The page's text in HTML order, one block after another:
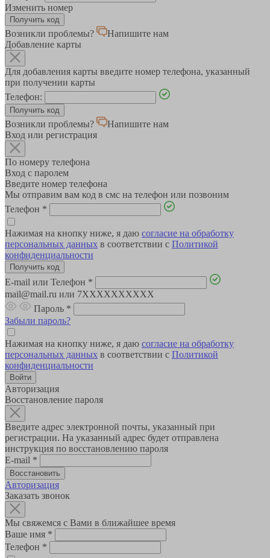
Изменить номер
Возникли проблемы?
Напишите нам
Добавление карты
Для добавления карты введите номер телефона, указанный
при получении карты
Телефон:
Возникли проблемы?
Напишите нам
Вход или регистрация
По номеру телефона
Вход с паролем
Введите номер телефона
Мы отправим вам код в смс на телефон или позвоним
Телефон *
Нажимая на кнопку ниже, я даю согласие на обработку
персональных данных в соответствии с Политикой
конфиденциальности
E-mail или Телефон *
mail@mail.ru или 7XXXXXXXXXX
Пароль *
Забыли пароль?
Нажимая на кнопку ниже, я даю согласие на обработку
персональных данных в соответствии с Политикой
конфиденциальности
Авторизация
Восстановление пароля
Введите адрес электронной почты, указанный при
регистрации. На указанный адрес будет отправлена
инструкция по восстановлению пароля
E-mail *
Авторизация
Заказать звонок
Мы свяжемся с Вами в ближайшее время
Ваше имя *
Телефон *